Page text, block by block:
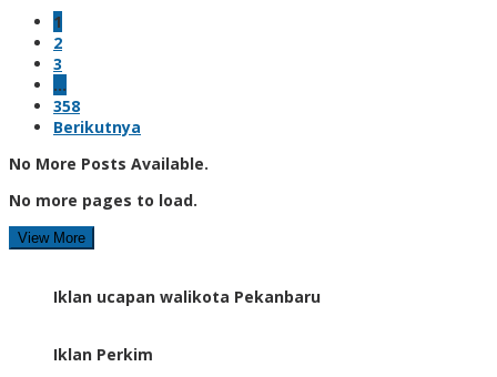
1
2
3
…
358
Berikutnya
No More Posts Available.
No more pages to load.
View More
Iklan ucapan walikota Pekanbaru
Iklan Perkim